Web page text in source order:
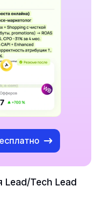
Tech Lead